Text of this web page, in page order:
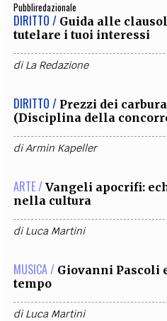
Pubbliredazionale
DIRITTO / Guida alle
tutelare i tuoi interessi
diLa Redazione
DIRITTO / Prezzi dei
(Disciplina della
diArmin Kapeller
ARTE / Vangeli apocrifi:
nella cultura
diLuca Martini
MUSICA / Giovanni Pascoli
tempo
diLuca Martini